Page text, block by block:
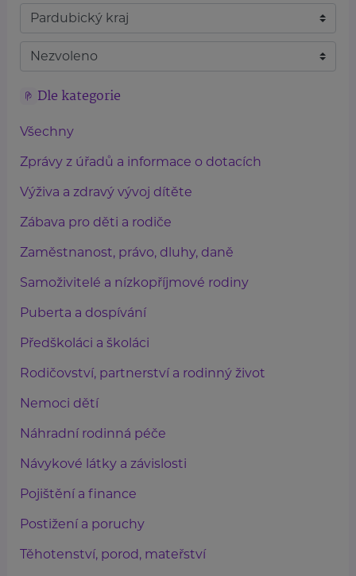
Dle kategorie
Všechny
Zprávy z úřadů a informace o dotacích
Výživa a zdravý vývoj dítěte
Zábava pro děti a rodiče
Zaměstnanost, právo, dluhy, daně
Samoživitelé a nízkopříjmové rodiny
Puberta a dospívání
Předškoláci a školáci
Rodičovství, partnerství a rodinný život
Nemoci dětí
Náhradní rodinná péče
Návykové látky a závislosti
Pojištění a finance
Postižení a poruchy
Těhotenství, porod, mateřství